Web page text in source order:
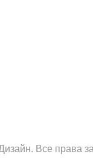
Все права